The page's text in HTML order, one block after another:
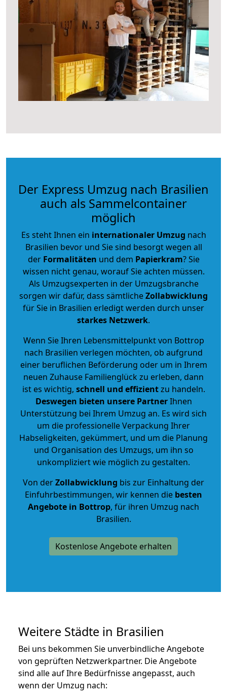
Der Express Umzug nach Brasilien
auch als Sammelcontainer
möglich
Es steht Ihnen ein internationaler Umzug nach
Brasilien bevor und Sie sind besorgt wegen all
der Formalitäten und dem Papierkram? Sie
wissen nicht genau, worauf Sie achten müssen.
Als Umzugsexperten in der Umzugsbranche
sorgen wir dafür, dass sämtlicheZollabwicklung
für Sie in Brasilien erledigt werden durch unser
starkes Netzwerk.
Wenn Sie Ihren Lebensmittelpunkt von Bottrop
nach Brasilien verlegen möchten, ob aufgrund
einer beruflichen Beförderung oder um in Ihrem
neuen Zuhause Familienglück zu erleben, dann
ist es wichtig, schnell und effizientzu handeln.
Deswegen bieten unsere PartnerIhnen
Unterstützung bei Ihrem Umzug an. Es wird sich
um die professionelle Verpackung Ihrer
Habseligkeiten, gekümmert, und um die Planung
und Organisation des Umzugs, um ihn so
unkompliziert wie möglich zu gestalten.
Von derZollabwicklung bis zur Einhaltung der
Einfuhrbestimmungen, wir kennen die besten
Angebote in Bottrop, für ihren Umzug nach
Brasilien.
Kostenlose Angebote erhalten
Weitere Städte in Brasilien
Bei uns bekommen Sie unverbindliche Angebote
von geprüften Netzwerkpartner. Die Angebote
sind alle auf Ihre Bedürfnisse angepasst, auch
wenn der Umzug nach: